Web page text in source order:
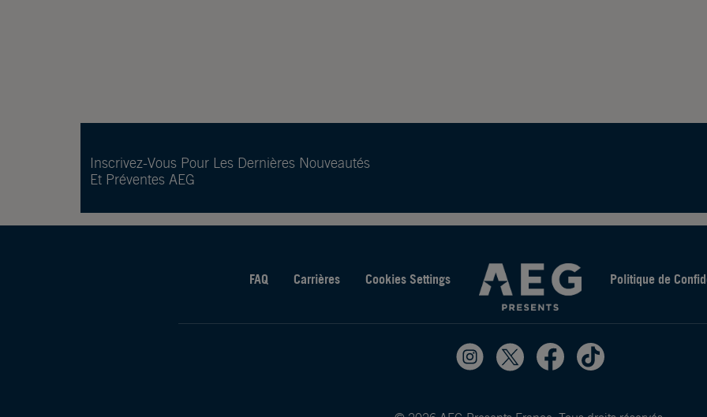
Inscrivez-Vous Pour Les Dernières Nouveautés
Et Préventes AEG
FAQ Carrières Cookies Settings Politique de